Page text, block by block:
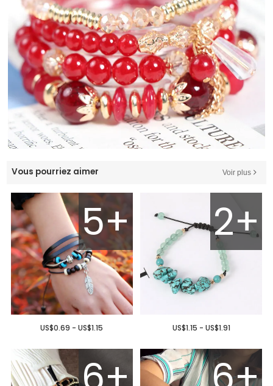
Vous pourriez aimer Voir plus
5+
US$0.69 - US$1.15
2+
US$1.15 - US$1.91